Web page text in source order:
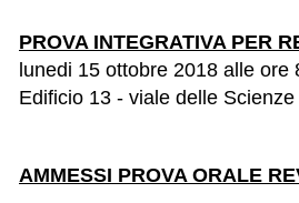
PROVA INTEGRATIVA PER
lunedi 15 ottobre 2018 alle
Edificio 13 - viale delle Scienze
AMMESSI PROVA ORALE